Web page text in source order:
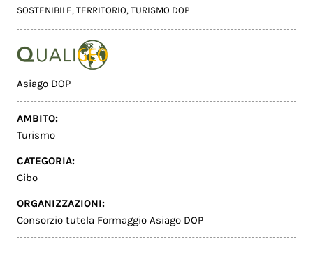
SOSTENIBILE,TERRITORIO,TURISMO DOP
Asiago DOP
AMBITO:
Turismo
CATEGORIA:
Cibo
ORGANIZZAZIONI:
Consorzio tutela Formaggio Asiago DOP